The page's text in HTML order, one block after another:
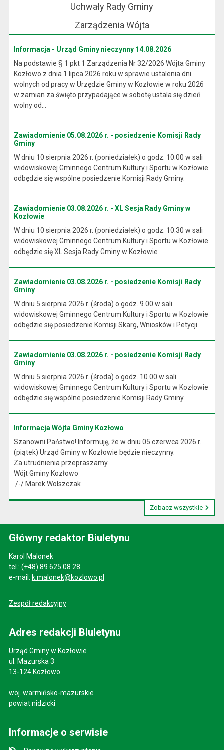
Uchwały Rady Gminy
Zarządzenia Wójta
Informacja - Urząd Gminy nieczynny 14.08.2026
Na podstawie § 1 pkt 1 Zarządzenia Nr 32/2026 Wójta Gminy
Kozłowo z dnia 1 lipca 2026 roku w sprawie ustalenia dni
wolnych od pracy w Urzędzie Gminy w Kozłowie w roku 2026
w zamian za święto przypadające w sobotę ustala się dzień
wolny od...
Zawiadomienie 05.08.2026 r. - posiedzenie Komisji Rady
Gminy
W dniu 10 sierpnia 2026 r. (poniedziałek) o godz. 10.00 w sali
widowiskowej Gminnego Centrum Kultury i Sportu w Kozłowie
odbędzie się wspólne posiedzenie Komisji Rady Gminy.
Zawiadomienie 03.08.2026 r. - XL Sesja Rady Gminy w
Kozłowie
W dniu 10 sierpnia 2026 r. (poniedziałek) o godz. 10.30 w sali
widowiskowej Gminnego Centrum Kultury i Sportu w Kozłowie
odbędzie się XL Sesja Rady Gminy w Kozłowie
Zawiadomienie 03.08.2026 r. - posiedzenie Komisji Rady
Gminy
W dniu 5 sierpnia 2026 r. (środa) o godz. 9.00 w sali
widowiskowej Gminnego Centrum Kultury i Sportu w Kozłowie
odbędzie się posiedzenie Komisji Skarg, Wniosków i Petycji.
Zawiadomienie 03.08.2026 r. - posiedzenie Komisji Rady
Gminy
W dniu 5 sierpnia 2026 r. (środa) o godz. 10.00 w sali
widowiskowej Gminnego Centrum Kultury i Sportu w Kozłowie
odbędzie się wspólne posiedzenie Komisji Rady Gminy.
Informacja Wójta Gminy Kozłowo
Szanowni Państwo! Informuję, że w dniu 05 czerwca 2026 r.
(piątek) Urząd Gminy w Kozłowie będzie nieczynny.
Za utrudnienia przepraszamy.
Wójt Gminy Kozłowo
/-/ Marek Wolszczak
Zobacz wszystkie
Główny redaktor Biuletynu
Karol Malonek
tel.: (+48) 89 625 08 28
e-mail: k.malonek@kozlowo.pl
Zespół redakcyjny
Adres redakcji Biuletynu
Urząd Gminy w Kozłowie
ul. Mazurska 3
13-124 Kozłowo
woj. warmińsko-mazurskie
powiat nidzicki
Informacje o serwisie